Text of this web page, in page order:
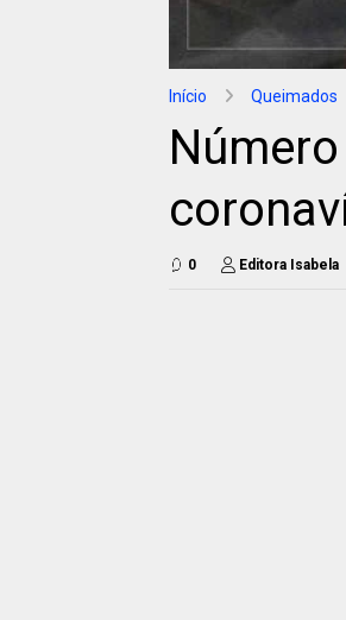
Início Queimados
0 Editora Isabela